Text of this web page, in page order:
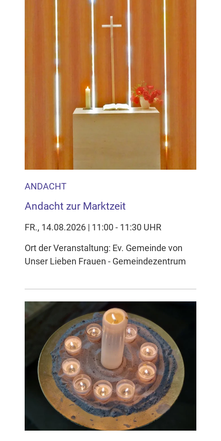
ANDACHT
Andacht zur Marktzeit
FR., 14.08.2026 | 11:00 - 11:30 UHR
Ort der Veranstaltung: Ev. Gemeinde von
Unser Lieben Frauen - Gemeindezentrum